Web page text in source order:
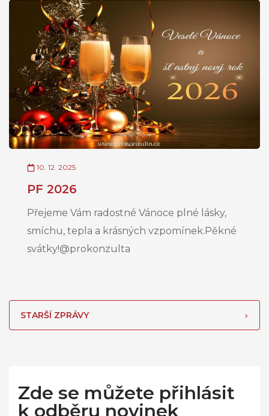
10. 12. 2025
PF 2026
Přejeme Vám radostné Vánoce plné lásky,
smíchu, tepla a krásných vzpomínek.Pěkné
svátky!@prokonzulta
STARŠÍ ZPRÁVY
Zde se můžete přihlásit
k odběru novinek